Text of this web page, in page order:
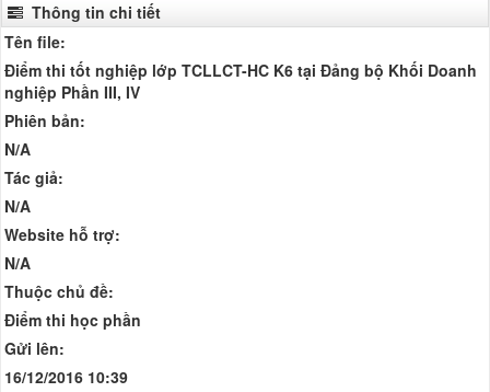
Thông tin chi tiết
Tên file:
Điểm thi tốt nghiệp lớp TCLLCT-HC K6 tại Đảng bộ Khối Doanh
nghiệp Phần III, IV
Phiên bản:
N/A
Tác giả:
N/A
Website hỗ trợ:
N/A
Thuộc chủ đề:
Điểm thi học phần
Gửi lên:
16/12/2016 10:39